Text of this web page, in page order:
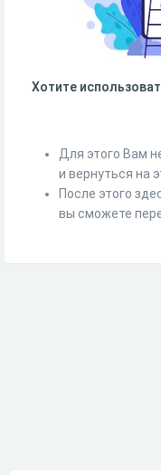
Хотите
Для этого Вам
и вернуться на
После этого
вы сможете